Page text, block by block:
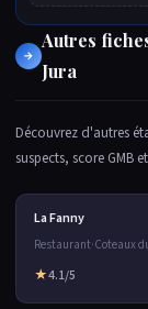
→
Autres
Jura
Découvrez d'autres
suspects, score GMB
La Fanny
Restaurant·Coteaux
★4.1/5